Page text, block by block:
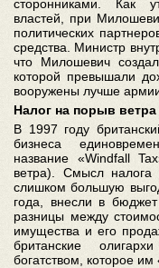
сторонниками. Как
властей, при
политических
средства. Министр
что Милошевич
которой превышали
вооружены лучше
Налог на порыв
В 1997 году
бизнеса
название «Windfall
ветра). Смысл
слишком большую
года, внесли в
разницы между
имущества и его
британские
богатством, которое им